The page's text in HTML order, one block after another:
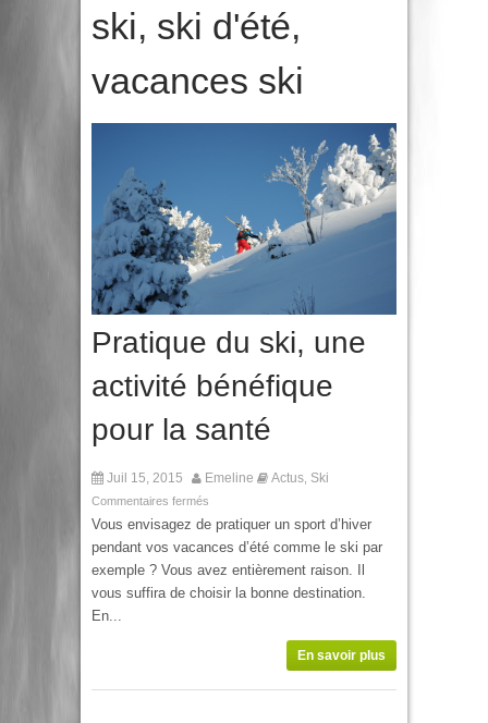
ski, ski d'été,
vacances ski
Pratique du ski, une
activité bénéfique
pour la santé
Juil 15, 2015 Emeline Actus Ski
Commentaires fermés
Vous envisagez de pratiquer un sport d’hiver
pendant vos vacances d’été comme le ski par
exemple ? Vous avez entièrement raison. Il
vous suffira de choisir la bonne destination.
En...
En savoir plus